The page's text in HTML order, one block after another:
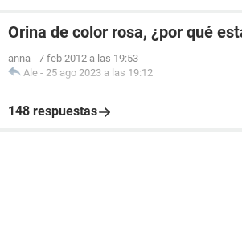
Orina de color rosa, ¿por qué
anna - 7 feb 2012 a las 19:53
Ale - 25 ago 2023 a las 19:12
148 respuestas